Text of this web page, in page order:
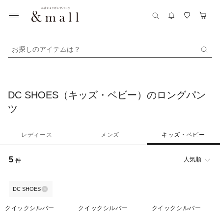
お探しのアイテムは？
DC SHOES（キッズ・ベビー）のロングパン
ツ
レディース メンズ キッズ・ベビー
5 件 人気順
DC SHOES
クイックシルバー クイックシルバー クイックシルバー